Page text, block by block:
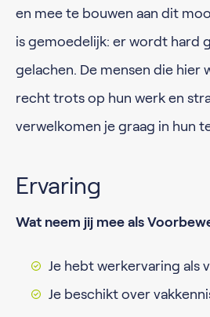
en mee te bouwen aan dit
is gemoedelijk: er wordt hard
gelachen. De mensen die hier
recht trots op hun werk en
verwelkomen je graag in hun
Ervaring
Wat neem jij mee als
Je hebt werkervaring als
Je beschikt over